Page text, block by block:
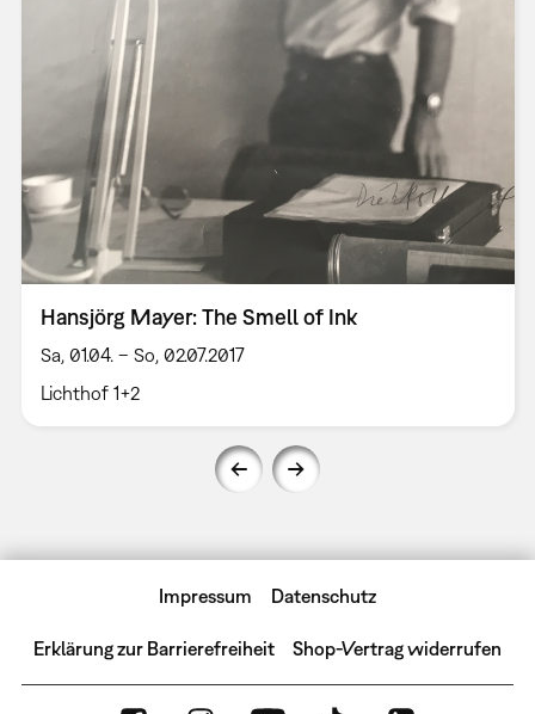
Hansjörg Mayer: The Smell of Ink
Sa, 01.04. – So, 02.07.2017
Lichthof 1+2
Impressum Datenschutz
Erklärung zur Barrierefreiheit Shop-Vertrag widerrufen